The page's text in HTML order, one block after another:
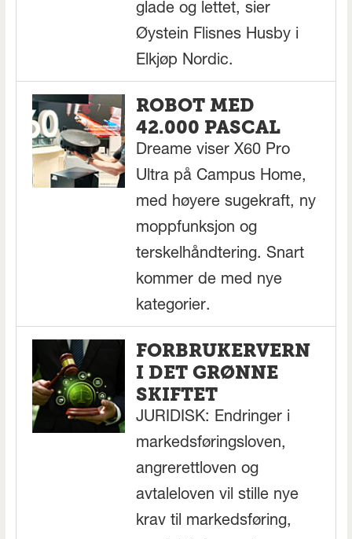
glade og lettet, sier
Øystein Flisnes Husby i
Elkjøp Nordic.
ROBOT MED
42.000 PASCAL
Dreame viser X60 Pro
Ultra på Campus Home,
med høyere sugekraft, ny
moppfunksjon og
terskelhåndtering. Snart
kommer de med nye
kategorier.
FORBRUKERVERN
I DET GRØNNE
SKIFTET
JURIDISK: Endringer i
markedsføringsloven,
angrerettloven og
avtaleloven vil stille nye
krav til markedsføring,